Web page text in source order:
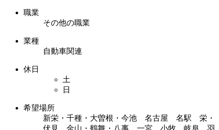
職業
その他の職業
業種
自動車関連
休日
土
日
希望場所
新栄・千種・大曽根・今池 名古屋 名駅 栄・
伏見 金山・鶴舞・八事 一宮 小牧 岐阜 羽